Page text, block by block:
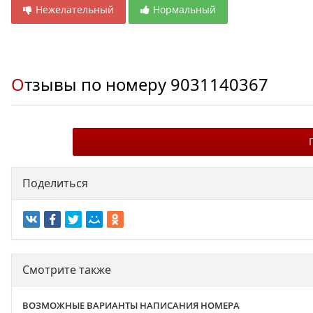
Нежелательный Нормальный
Отзывы по номеру 9031140367
Поделиться
Смотрите также
ВОЗМОЖНЫЕ ВАРИАНТЫ НАПИСАНИЯ НОМЕРА